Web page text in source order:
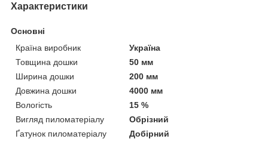
Характеристики
Основні
Країна виробник
Україна
Товщина дошки
50 мм
Ширина дошки
200 мм
Довжина дошки
4000 мм
Вологість
15 %
Вигляд пиломатеріалу
Обрізний
Ґатунок пиломатеріалу
Добірний